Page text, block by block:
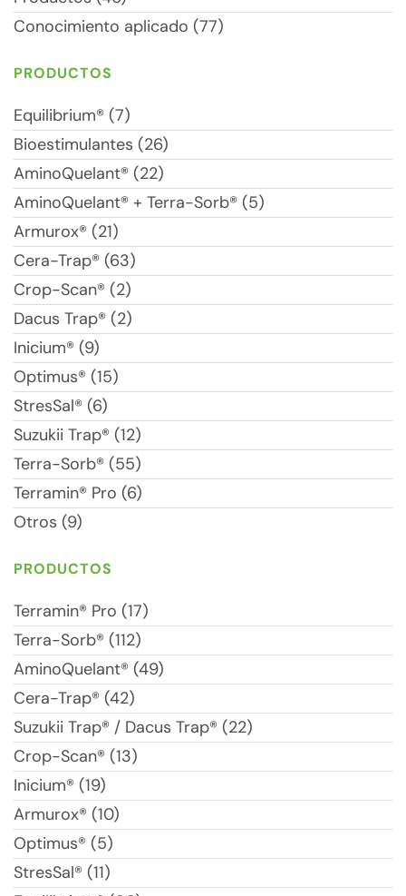
Conocimiento aplicado (77)
PRODUCTOS
Equilibrium® (7)
Bioestimulantes (26)
AminoQuelant® (22)
AminoQuelant® + Terra-Sorb® (5)
Armurox® (21)
Cera-Trap® (63)
Crop-Scan® (2)
Dacus Trap® (2)
Inicium® (9)
Optimus® (15)
StresSal® (6)
Suzukii Trap® (12)
Terra-Sorb® (55)
Terramin® Pro (6)
Otros (9)
PRODUCTOS
Terramin® Pro (17)
Terra-Sorb® (112)
AminoQuelant® (49)
Cera-Trap® (42)
Suzukii Trap® / Dacus Trap® (22)
Crop-Scan® (13)
Inicium® (19)
Armurox® (10)
Optimus® (5)
StresSal® (11)